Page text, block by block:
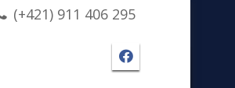
(+421) 911 406 295
Facebook